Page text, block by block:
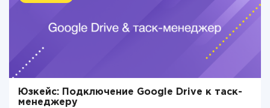
Юзкейс: Подключение Google Drive к таск-
менеджеру